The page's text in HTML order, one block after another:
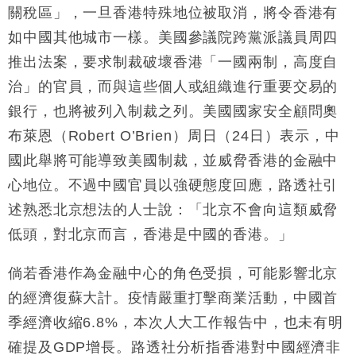
關稅區」，一旦香港特殊地位被取消，將令香港有
如中國其他城市一樣。美國參議院跨黨派議員周四
推出法案，要求制裁破壞香港「一國兩制，高度自
治」的官員，而與這些個人或組織進行重要交易的
銀行，也將被列入制裁之列。美國國家安全顧問奧
布萊恩（Robert O’Brien）周日（24日）表示，中
國此舉將可能導致美國制裁，並威脅香港的金融中
心地位。不過中國官員以強硬態度回應，路透社引
述熟悉北京想法的人士說：「北京不會向這類威脅
低頭，對北京而言，香港是中國的香港。」
倘若香港作為金融中心的角色受損，可能影響北京
的經濟復蘇大計。疫情嚴重打擊商業活動，中國首
季經濟收縮6.8%，本次人大工作報告中，也未有明
確提及GDP增長。路透社分析指香港對中國經濟非